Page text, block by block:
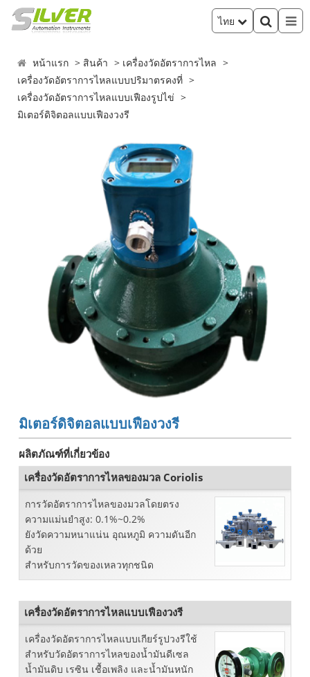
ไทย
หน้าแรก สินค้า
เครื่องวัดอัตราการไหล
เครื่องวัดอัตราการไหลแบบปริมาตรคงที่
เครื่องวัดอัตราการไหลแบบเฟืองรูปไข่
มิเตอร์ดิจิตอลแบบเฟืองวงรี
มิเตอร์ดิจิตอลแบบเฟืองวงรี
ผลิตภัณฑ์ที่เกี่ยวข้อง
เครื่องวัดอัตราการไหลของมวล Coriolis
การวัดอัตราการไหลของมวลโดยตรง
ความแม่นยำสูง: 0.1%~0.2%
ยังวัดความหนาแน่น อุณหภูมิ ความดันอีก
ด้วย
สำหรับการวัดของเหลวทุกชนิด
เครื่องวัดอัตราการไหลแบบเฟืองวงรี
เครื่องวัดอัตราการไหลแบบเกียร์รูปวงรีใช้
สำหรับวัดอัตราการไหลของน้ำมันดีเซล
น้ำมันดิบ เรซิน เชื้อเพลิง และน้ำมันหนัก